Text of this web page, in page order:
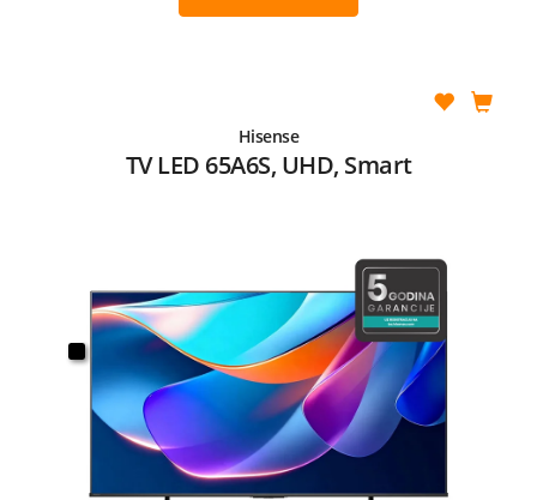
Hisense
TV LED 65A6S, UHD, Smart